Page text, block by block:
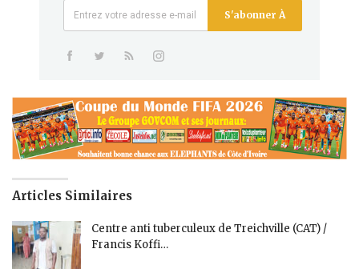
S'abonner À
Articles Similaires
Centre anti tuberculeux de Treichville (CAT) /
Francis Koffi…